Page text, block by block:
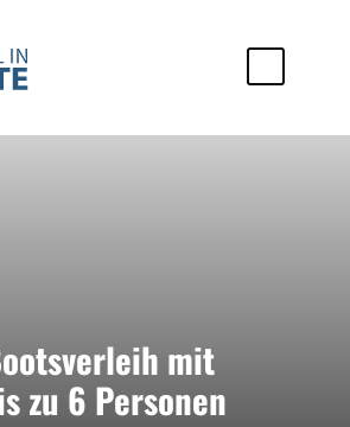
mit
zu 6 Personen